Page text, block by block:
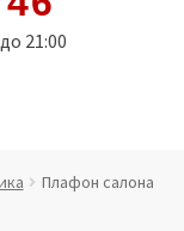
21:00
Плафон салона